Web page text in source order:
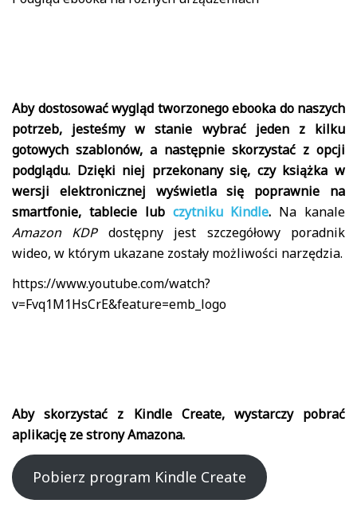
Aby dostosować wygląd tworzonego ebooka do naszych
potrzeb, jesteśmy w stanie wybrać jeden z kilku
gotowych szablonów, a następnie skorzystać z opcji
podglądu. Dzięki niej przekonany się, czy książka w
wersji elektronicznej wyświetla się poprawnie na
smartfonie, tablecie lub czytniku Kindle. Na kanale
Amazon KDPdostępny jest szczegółowy poradnik
wideo, w którym ukazane zostały możliwości narzędzia.
https://www.youtube.com/watch?
v=Fvq1M1HsCrE&feature=emb_logo
Aby skorzystać z Kindle Create, wystarczy pobrać
aplikację ze strony Amazona.
Pobierz program Kindle Create